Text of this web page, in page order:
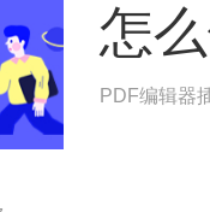
怎
PDF编辑器